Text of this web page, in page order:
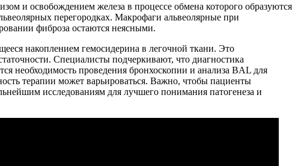
и освобождением железа в процессе обмена которого образуются
перегородках. Макрофаги альвеолярные при
фиброза остаются неясными.
накоплением гемосидерина в легочной ткани. Это
Специалисты подчеркивают, что диагностика
необходимость проведения бронхоскопии и анализа BAL для
терапии может варьироваться. Важно, чтобы пациенты
исследованиям для лучшего понимания патогенеза и